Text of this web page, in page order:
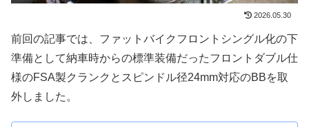
2026.05.30
前回の記事では、ファットバイクフロントシングル化の下
準備として納車時からの標準装備だったフロントダブル仕
様のFSA製クランクとスピンドル径24mm対応のBBを取
外しました。